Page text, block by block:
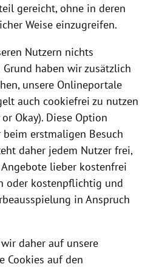
gereicht, ohne in deren
Weise einzugreifen.
Nutzern nichts
haben wir zusätzlich
unsere Onlineportale
auch cookiefrei zu nutzen
Okay). Diese Option
erstmaligen Besuch
daher jedem Nutzer frei,
lieber kostenfrei
oder kostenpflichtig und
in Anspruch
daher auf unsere
Cookies auf den